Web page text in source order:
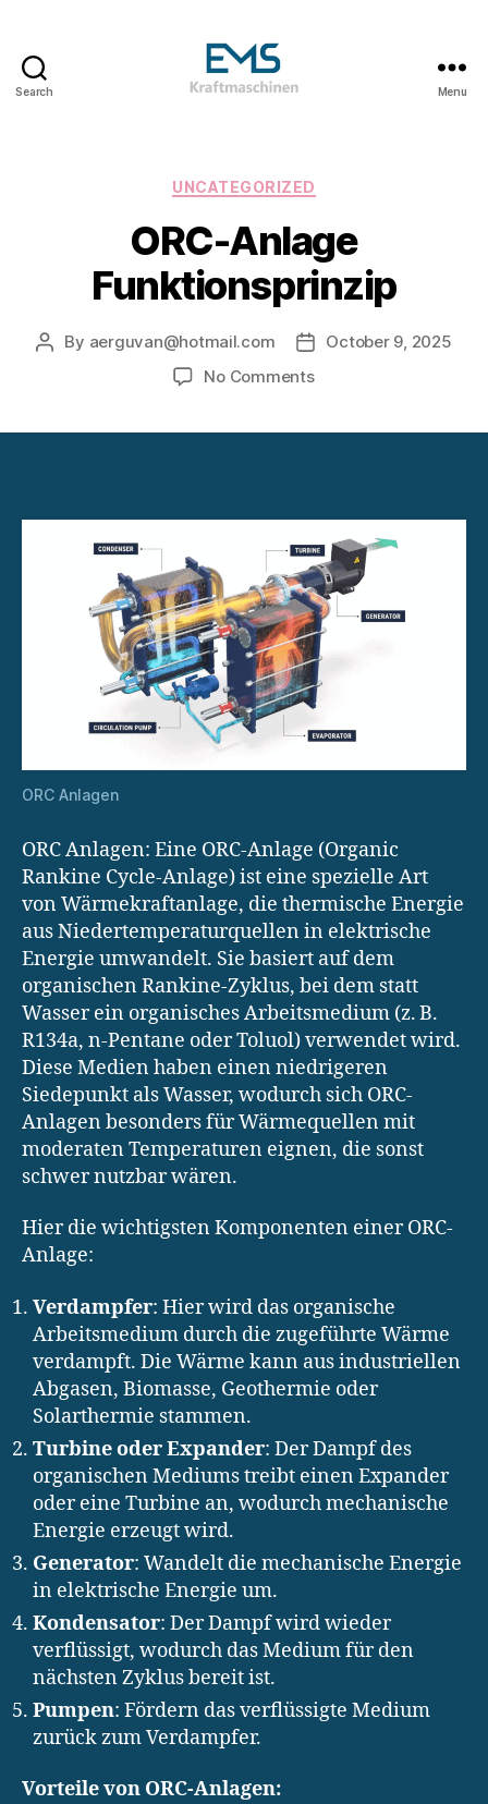
Search
&
Anlagen
&
Holzvergasungsanlagen
Menu
Categories
UNCATEGORIZED
ORC-Anlage
Funktionsprinzip
Post
By aerguvan@hotmail.com
PostOctober 9, 2025
No Commentson
ORC Anlagen
ORC Anlagen: Eine ORC-Anlage (Organic
Rankine Cycle-Anlage) ist eine spezielle Art
von Wärmekraftanlage, die thermische Energie
aus Niedertemperaturquellen in elektrische
Energie umwandelt. Sie basiert auf dem
organischen Rankine-Zyklus, bei dem statt
Wasser ein organisches Arbeitsmedium (z. B.
R134a, n-Pentane oder Toluol) verwendet wird.
Diese Medien haben einen niedrigeren
Siedepunkt als Wasser, wodurch sich ORC-
Anlagen besonders für Wärmequellen mit
moderaten Temperaturen eignen, die sonst
schwer nutzbar wären.
Hier die wichtigsten Komponenten einer ORC-
Anlage:
Verdampfer: Hier wird das organische
Arbeitsmedium durch die zugeführte Wärme
verdampft. Die Wärme kann aus industriellen
Abgasen, Biomasse, Geothermie oder
Solarthermie stammen.
Turbine oder Expander: Der Dampf des
organischen Mediums treibt einen Expander
oder eine Turbine an, wodurch mechanische
Energie erzeugt wird.
Generator: Wandelt die mechanische Energie
in elektrische Energie um.
Kondensator: Der Dampf wird wieder
verflüssigt, wodurch das Medium für den
nächsten Zyklus bereit ist.
Pumpen: Fördern das verflüssigte Medium
zurück zum Verdampfer.
Vorteile von ORC-Anlagen: